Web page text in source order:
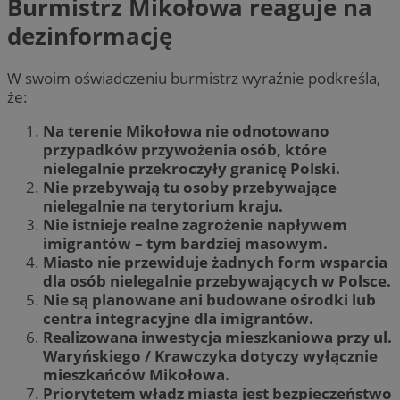
Burmistrz Mikołowa reaguje na
dezinformację
W swoim oświadczeniu burmistrz wyraźnie podkreśla,
że:
Na terenie Mikołowa nie odnotowano
przypadków przywożenia osób, które
nielegalnie przekroczyły granicę Polski.
Nie przebywają tu osoby przebywające
nielegalnie na terytorium kraju.
Nie istnieje realne zagrożenie napływem
imigrantów – tym bardziej masowym.
Miasto nie przewiduje żadnych form wsparcia
dla osób nielegalnie przebywających w Polsce.
Nie są planowane ani budowane ośrodki lub
centra integracyjne dla imigrantów.
Realizowana inwestycja mieszkaniowa przy ul.
Waryńskiego / Krawczyka dotyczy wyłącznie
mieszkańców Mikołowa.
Priorytetem władz miasta jest bezpieczeństwo